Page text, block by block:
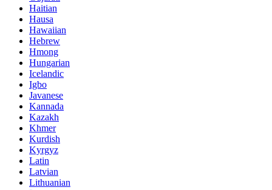
Haitian
Hausa
Hawaiian
Hebrew
Hmong
Hungarian
Icelandic
Igbo
Javanese
Kannada
Kazakh
Khmer
Kurdish
Kyrgyz
Latin
Latvian
Lithuanian